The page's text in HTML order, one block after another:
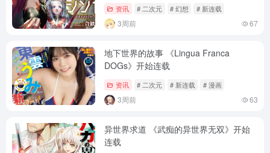
资讯 # 二次元 # 幻想 # 新连载
3周前 67
地下世界的故事 《Lingua Franca
DOGs》开始连载
资讯 # 二次元 # 新连载 # 漫画
3周前 63
异世界求道 《武痴的异世界无双》开始
连载